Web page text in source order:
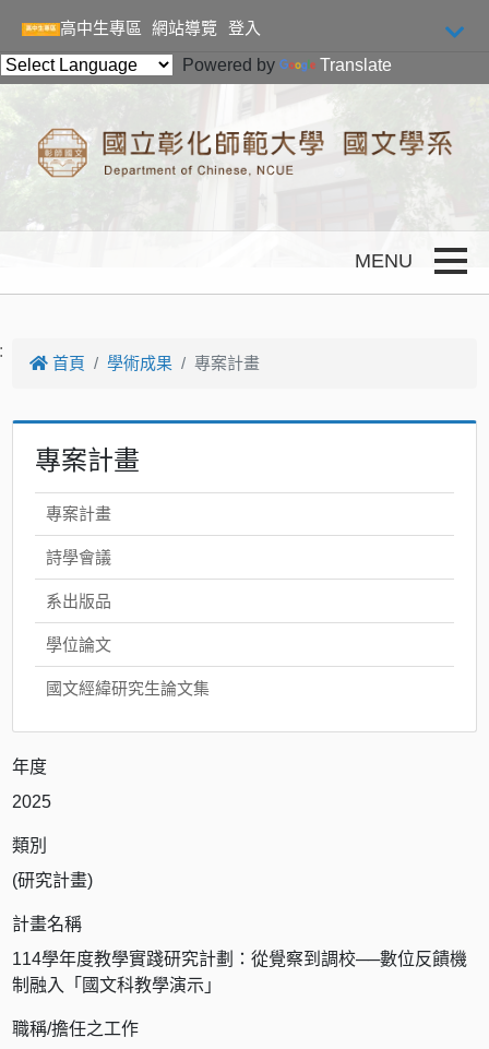
高中生專區
網站導覽
登入
Powered by
Translate
首頁 學術成果 專案計畫
專案計畫
專案計畫
詩學會議
系出版品
學位論文
國文經緯研究生論文集
年度
2025
類別
(研究計畫)
計畫名稱
114學年度教學實踐研究計劃：從覺察到調校──數位反饋機
制融入「國文科教學演示」
職稱/擔任之工作